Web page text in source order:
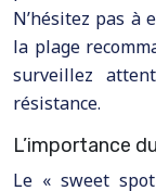
N’hésitez pas à
la plage
surveillez
résistance.
L’importance
Le « sweet